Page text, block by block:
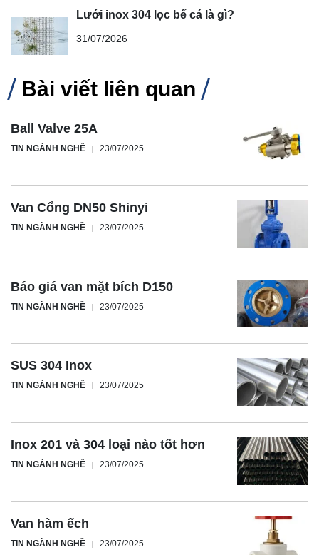
Lưới inox 304 lọc bể cá là gì?
31/07/2026
Bài viết liên quan
Ball Valve 25A
TIN NGÀNH NGHỀ 23/07/2025
Van Cổng DN50 Shinyi
TIN NGÀNH NGHỀ 23/07/2025
Báo giá van mặt bích D150
TIN NGÀNH NGHỀ 23/07/2025
SUS 304 Inox
TIN NGÀNH NGHỀ 23/07/2025
Inox 201 và 304 loại nào tốt hơn
TIN NGÀNH NGHỀ 23/07/2025
Van hàm ếch
TIN NGÀNH NGHỀ 23/07/2025